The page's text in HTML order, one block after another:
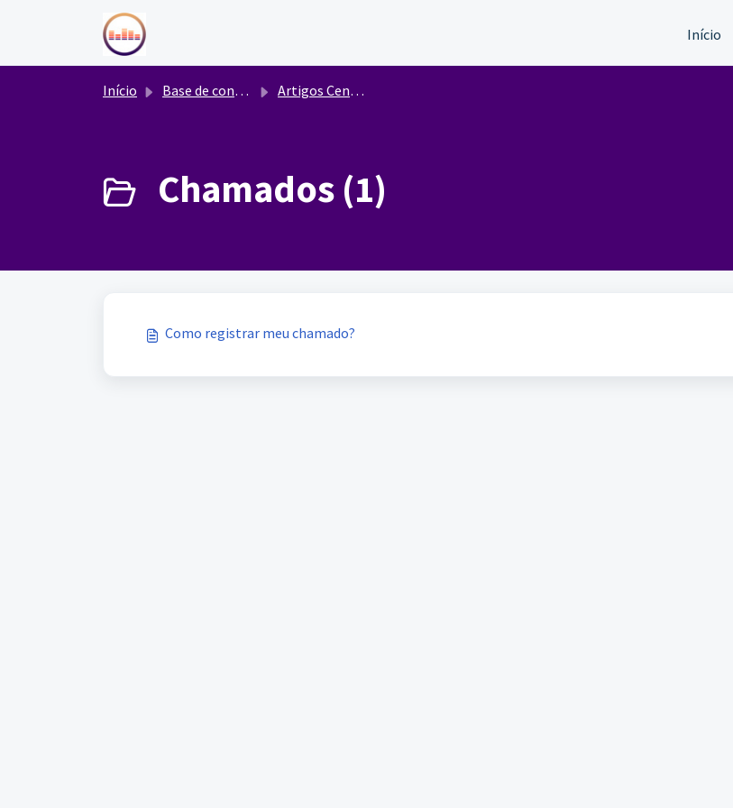
Ir para o conteúdo principal
Início
Início Base de conhecimento Artigos Central de Ajuda
Chamados (1)
Como registrar meu chamado?